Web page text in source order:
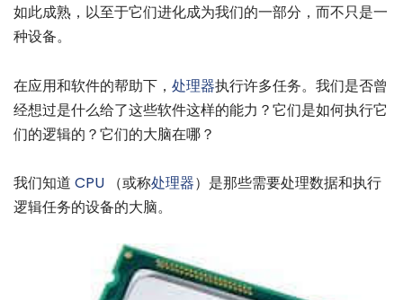
如此成熟，以至于它们进化成为我们的一部分，而不只是一
种设备。
在应用和软件的帮助下， 处理器执行许多任务。我们是否曾
经想过是什么给了这些软件这样的能力？它们是如何执行它
们的逻辑的？它们的大脑在哪？
我们知道 CPU （或称处理器）是那些需要处理数据和执行
逻辑任务的设备的大脑。